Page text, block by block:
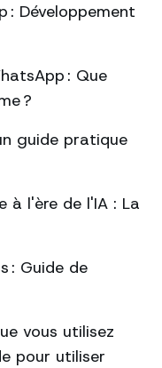
: Développement
: Que
?
guide pratique
à l'ère de l'IA : La
: Guide de
vous utilisez
pour utiliser